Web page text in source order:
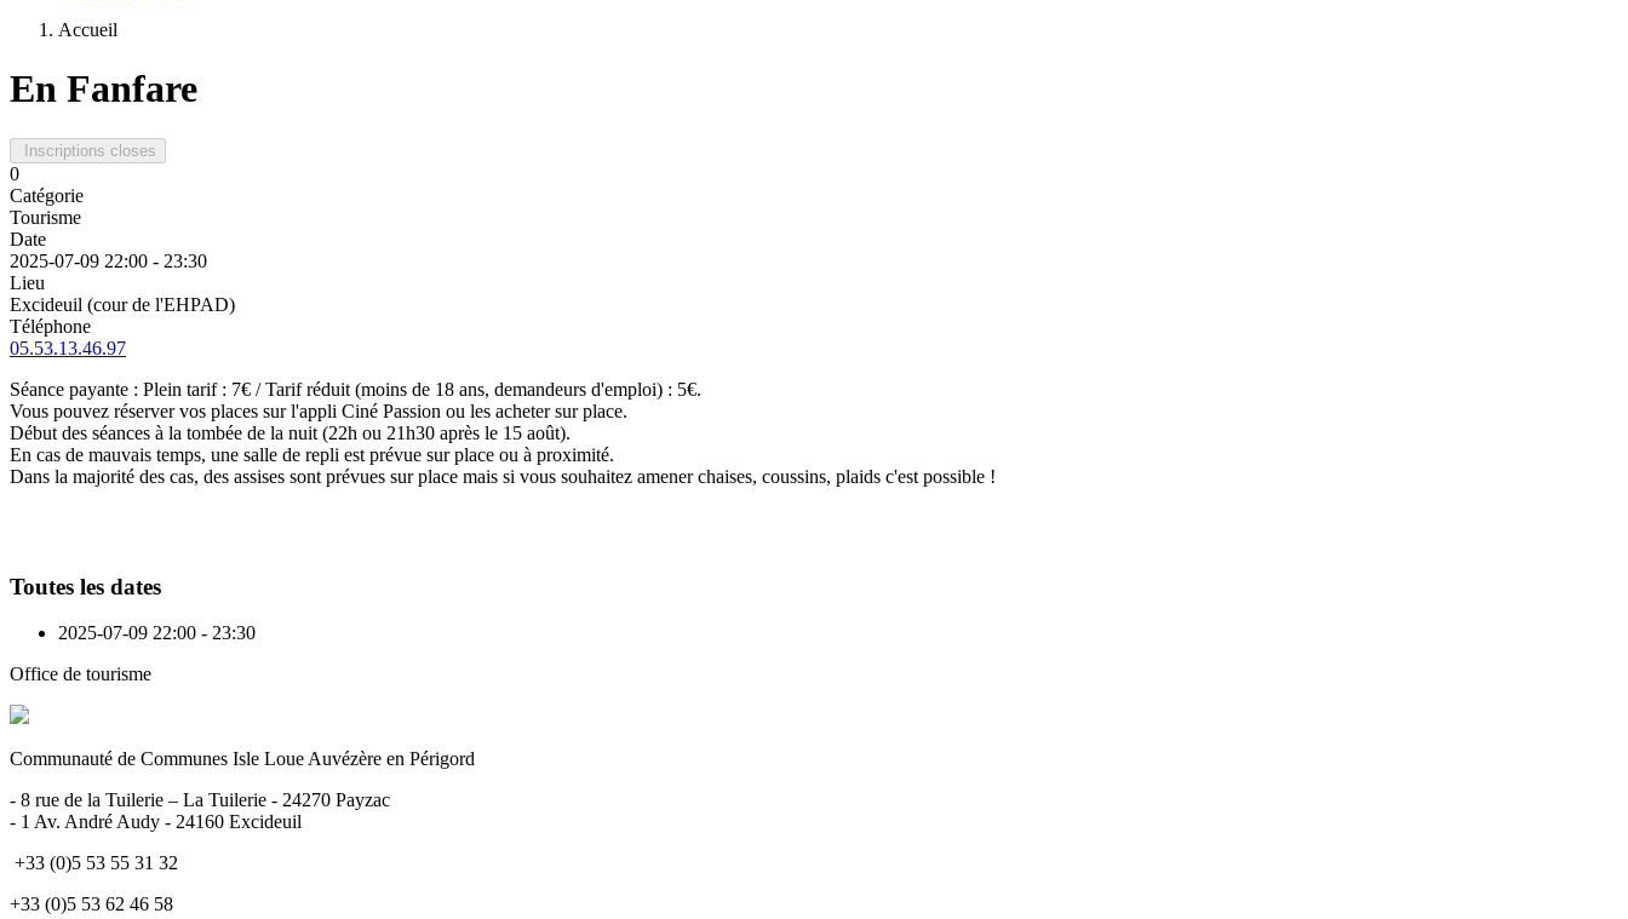
Accueil
En Fanfare
Inscriptions closes
0
Catégorie
Tourisme
Date
2025-07-09 22:00 - 23:30
Lieu
Excideuil (cour de l'EHPAD)
Téléphone
05.53.13.46.97
Séance payante : Plein tarif : 7€ / Tarif réduit (moins de 18 ans, demandeurs d'emploi) : 5€.
Vous pouvez réserver vos places sur l'appli Ciné Passion ou les acheter sur place.
Début des séances à la tombée de la nuit (22h ou 21h30 après le 15 août).
En cas de mauvais temps, une salle de repli est prévue sur place ou à proximité.
Dans la majorité des cas, des assises sont prévues sur place mais si vous souhaitez amener chaises, coussins, plaids c'est possible !
Toutes les dates
2025-07-09 22:00 - 23:30
Office de tourisme
Communauté de Communes Isle Loue Auvézère en Périgord
- 8 rue de la Tuilerie – La Tuilerie - 24270 Payzac
- 1 Av. André Audy - 24160 Excideuil
+33 (0)5 53 55 31 32
+33 (0)5 53 62 46 58